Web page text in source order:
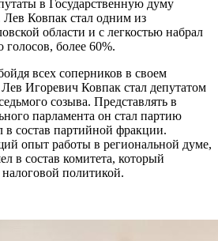
в Государственную думу
Ковпак стал одним из
области и с легкостью набрал
голосов, более 60%.
всех соперников в своем
Игоревич Ковпак стал депутатом
созыва. Представлять в
парламента он стал партию
в состав партийной фракции.
опыт работы в региональной думе,
в состав комитета, который
политикой.